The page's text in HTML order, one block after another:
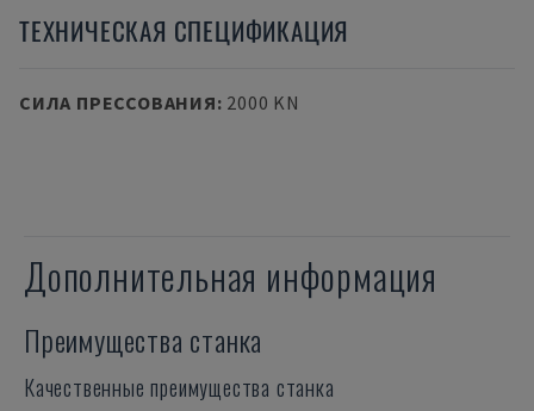
ТЕХНИЧЕСКАЯ СПЕЦИФИКАЦИЯ
СИЛА ПРЕССОВАНИЯ: 2000 KN
Дополнительная информация
Преимущества станка
Качественные преимущества станка